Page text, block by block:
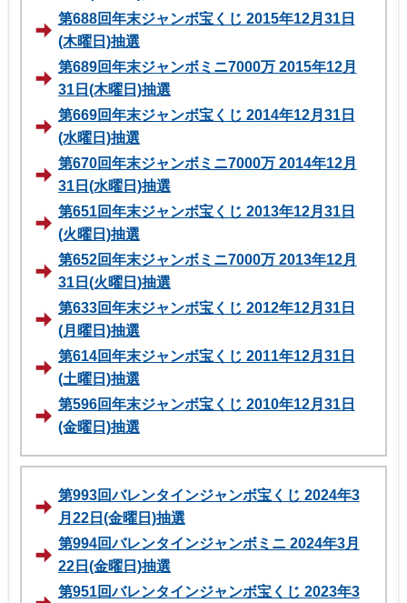
第688回年末ジャンボ宝くじ 2015年12月31日
(木曜日)抽選
第689回年末ジャンボミニ7000万 2015年12月
31日(木曜日)抽選
第669回年末ジャンボ宝くじ 2014年12月31日
(水曜日)抽選
第670回年末ジャンボミニ7000万 2014年12月
31日(水曜日)抽選
第651回年末ジャンボ宝くじ 2013年12月31日
(火曜日)抽選
第652回年末ジャンボミニ7000万 2013年12月
31日(火曜日)抽選
第633回年末ジャンボ宝くじ 2012年12月31日
(月曜日)抽選
第614回年末ジャンボ宝くじ 2011年12月31日
(土曜日)抽選
第596回年末ジャンボ宝くじ 2010年12月31日
(金曜日)抽選
第993回バレンタインジャンボ宝くじ 2024年3
月22日(金曜日)抽選
第994回バレンタインジャンボミニ 2024年3月
22日(金曜日)抽選
第951回バレンタインジャンボ宝くじ 2023年3